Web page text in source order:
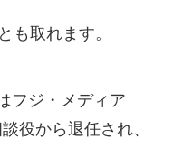
とも取れます。
フジ・メディア
役から退任され、